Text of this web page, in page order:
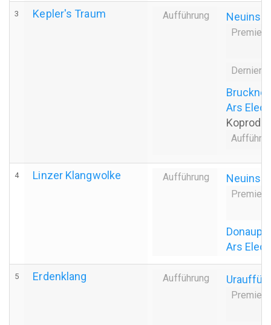
3 Kepler's Traum Aufführung
Premiere
Derniere
Ars
4 Linzer Klangwolke Aufführung
Premiere
Ars
5 Erdenklang Aufführung
Premiere